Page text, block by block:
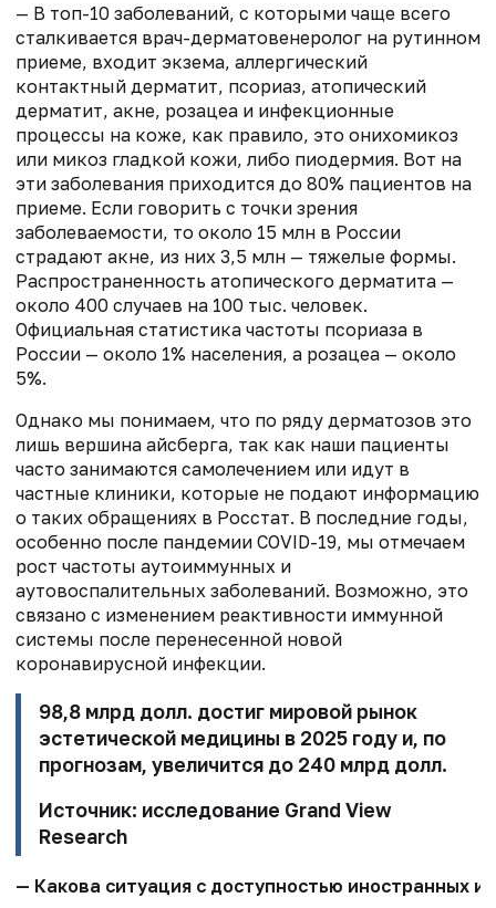
— В топ-10 заболеваний, с которыми чаще всего
сталкивается врач-дерматовенеролог на рутинном
приеме, входит экзема, аллергический
контактный дерматит, псориаз, атопический
дерматит, акне, розацеа и инфекционные
процессы на коже, как правило, это онихомикоз
или микоз гладкой кожи, либо пиодермия. Вот на
эти заболевания приходится до 80% пациентов на
приеме. Если говорить с точки зрения
заболеваемости, то около 15 млн в России
страдают акне, из них 3,5 млн — тяжелые формы.
Распространенность атопического дерматита —
около 400 случаев на 100 тыс. человек.
Официальная статистика частоты псориаза в
России — около 1% населения, а розацеа — около
5%.
Однако мы понимаем, что по ряду дерматозов это
лишь вершина айсберга, так как наши пациенты
часто занимаются самолечением или идут в
частные клиники, которые не подают информацию
о таких обращениях в Росстат. В последние годы,
особенно после пандемии COVID-19, мы отмечаем
рост частоты аутоиммунных и
аутовоспалительных заболеваний. Возможно, это
связано с изменением реактивности иммунной
системы после перенесенной новой
коронавирусной инфекции.
98,8 млрд долл. достиг мировой рынок
эстетической медицины в 2025 году и, по
прогнозам, увеличится до 240 млрд долл.
Источник: исследование Grand View
Research
— Какова ситуация с доступностью иностранных